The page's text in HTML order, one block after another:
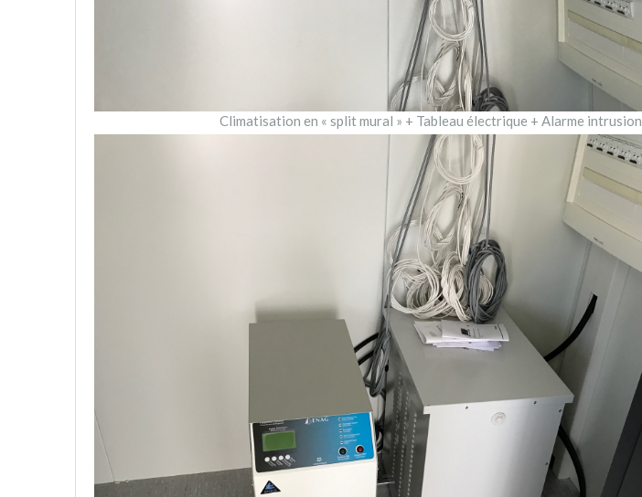
Climatisation en « split mural » + Tableau électrique + Alarme intrusion